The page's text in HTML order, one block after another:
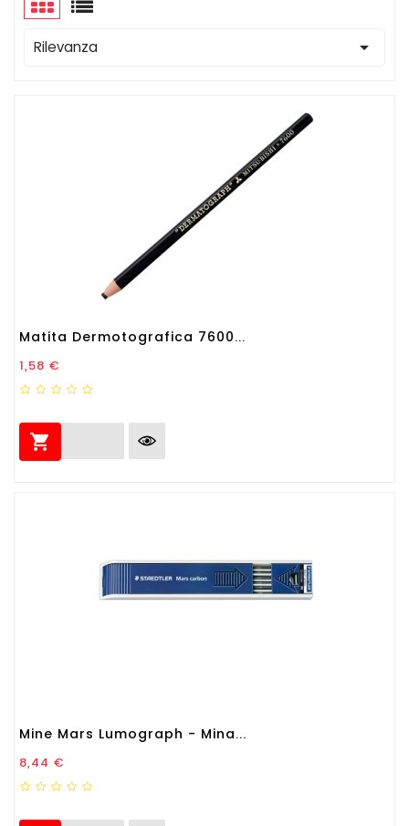
Rilevanza 
Matita Dermotografica 7600...
Prezzo
1,58 €

Mine Mars Lumograph - Mina...
Prezzo
8,44 €